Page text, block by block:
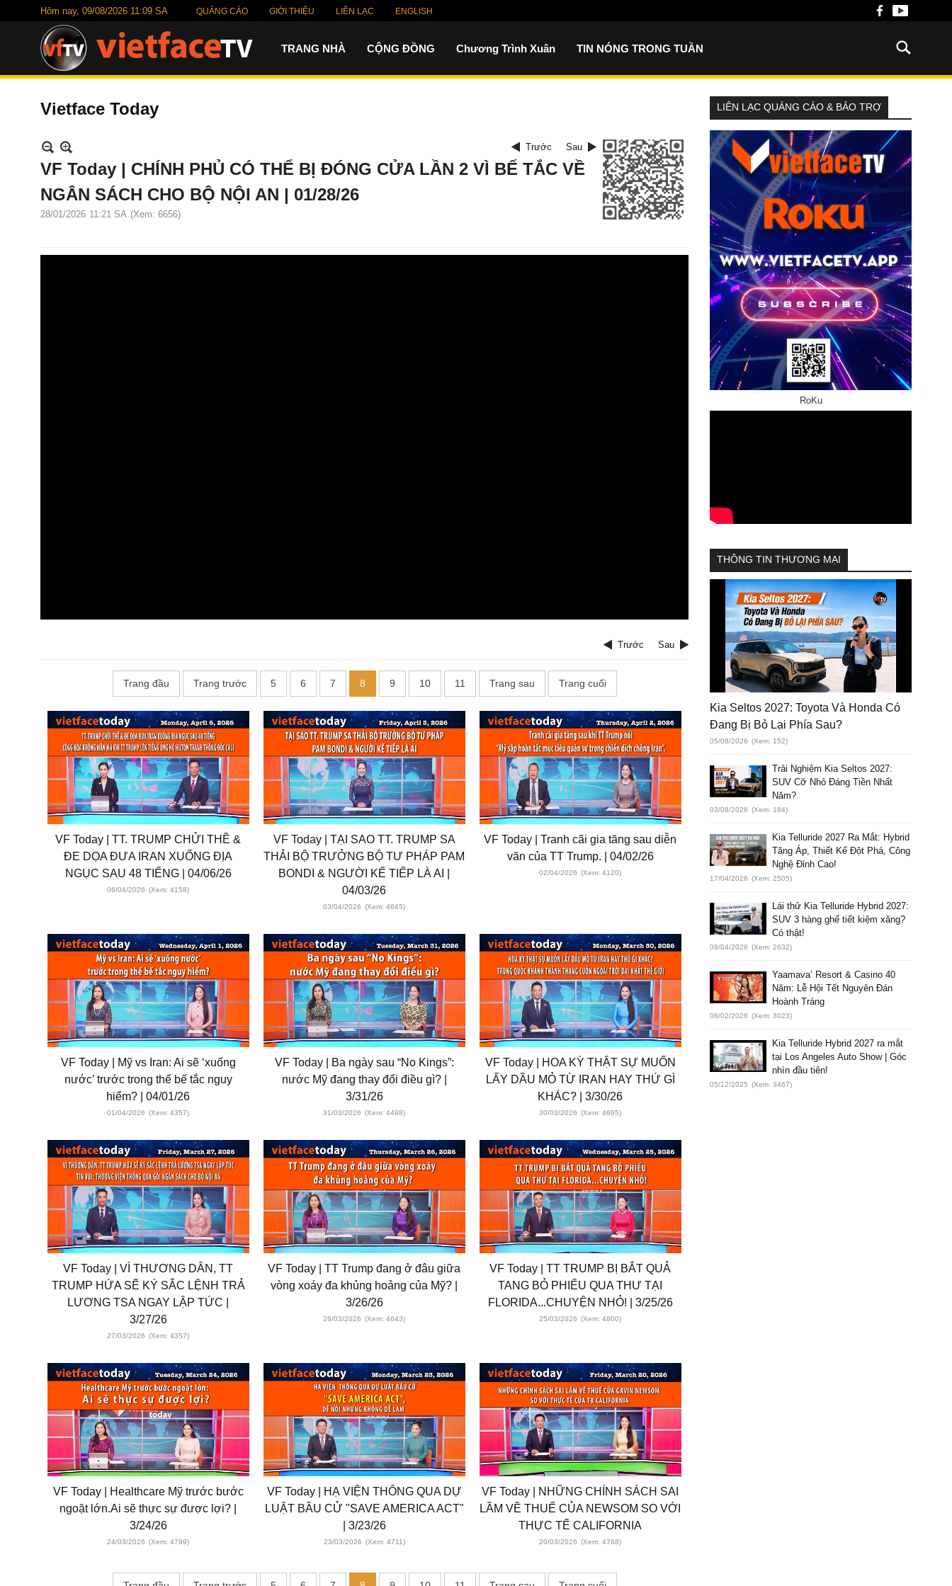
Hôm nay, 09/08/2026 11:09 SA QUẢNG CÁO GIỚI THIỆU LIÊN LẠC ENGLISH
TRANG NHÀ CỘNG ĐỒNG Chương Trình Xuân TIN NÓNG TRONG TUẦN
Vietface Today
Trước Sau
VF Today | CHÍNH PHỦ CÓ THỂ BỊ ĐÓNG CỬA LẦN 2 VÌ BẾ TẮC VỀ
NGÂN SÁCH CHO BỘ NỘI AN | 01/28/26
28/01/2026 11:21 SA (Xem: 6656)
Trước Sau
Trang đầu Trang trước 5 6 7 8 9 10 11 Trang sau Trang cuối
VF Today | TT. TRUMP CHỬI THỀ &
ĐE DỌA ĐƯA IRAN XUỐNG ĐỊA
NGỤC SAU 48 TIẾNG | 04/06/26
06/04/2026 (Xem: 4158)
VF Today | TẠI SAO TT. TRUMP SA
THẢI BỘ TRƯỞNG BỘ TƯ PHÁP PAM
BONDI & NGƯỜI KẾ TIẾP LÀ AI |
04/03/26
03/04/2026 (Xem: 4645)
VF Today | Tranh cãi gia tăng sau diễn
văn của TT Trump. | 04/02/26
02/04/2026 (Xem: 4120)
VF Today | Mỹ vs Iran: Ai sẽ ‘xuống
nước’ trước trong thế bế tắc nguy
hiểm? | 04/01/26
01/04/2026 (Xem: 4357)
VF Today | Ba ngày sau “No Kings”:
nước Mỹ đang thay đổi điều gì? |
3/31/26
31/03/2026 (Xem: 4498)
VF Today | HOA KỲ THẬT SỰ MUỐN
LẤY DẦU MỎ TỪ IRAN HAY THỨ GÌ
KHÁC? | 3/30/26
30/03/2026 (Xem: 4695)
VF Today | VÌ THƯƠNG DÂN, TT
TRUMP HỨA SẼ KÝ SẮC LỆNH TRẢ
LƯƠNG TSA NGAY LẬP TỨC |
3/27/26
27/03/2026 (Xem: 4357)
VF Today | TT Trump đang ở đâu giữa
vòng xoáy đa khủng hoảng của Mỹ? |
3/26/26
26/03/2026 (Xem: 4643)
VF Today | TT TRUMP BỊ BẮT QUẢ
TANG BỎ PHIẾU QUA THƯ TẠI
FLORIDA...CHUYỆN NHỎ! | 3/25/26
25/03/2026 (Xem: 4800)
VF Today | Healthcare Mỹ trước bước
ngoặt lớn.Ai sẽ thực sự được lợi? |
3/24/26
24/03/2026 (Xem: 4799)
VF Today | HẠ VIỆN THÔNG QUA DỰ
LUẬT BẦU CỬ "SAVE AMERICA ACT"
| 3/23/26
23/03/2026 (Xem: 4711)
VF Today | NHỮNG CHÍNH SÁCH SAI
LẦM VỀ THUẾ CỦA NEWSOM SO VỚI
THỰC TẾ CALIFORNIA
20/03/2026 (Xem: 4768)
LIÊN LẠC QUẢNG CÁO & BẢO TRỢ
RoKu
THÔNG TIN THƯƠNG MẠI
Kia Seltos 2027: Toyota Và Honda Có
Đang Bị Bỏ Lại Phía Sau?
05/08/2026 (Xem: 152)
Trải Nghiệm Kia Seltos 2027:
SUV Cỡ Nhỏ Đáng Tiền Nhất
Năm?
03/08/2026 (Xem: 184)
Kia Telluride 2027 Ra Mắt: Hybrid
Tăng Áp, Thiết Kế Đột Phá, Công
Nghệ Đỉnh Cao!
17/04/2026 (Xem: 2505)
Lái thử Kia Telluride Hybrid 2027:
SUV 3 hàng ghế tiết kiệm xăng?
Có thật!
09/04/2026 (Xem: 2632)
Yaamava’ Resort & Casino 40
Năm: Lễ Hội Tết Nguyên Đán
Hoành Tráng
06/02/2026 (Xem: 3023)
Kia Telluride Hybrid 2027 ra mắt
tại Los Angeles Auto Show | Góc
nhìn đầu tiên!
05/12/2025 (Xem: 3467)